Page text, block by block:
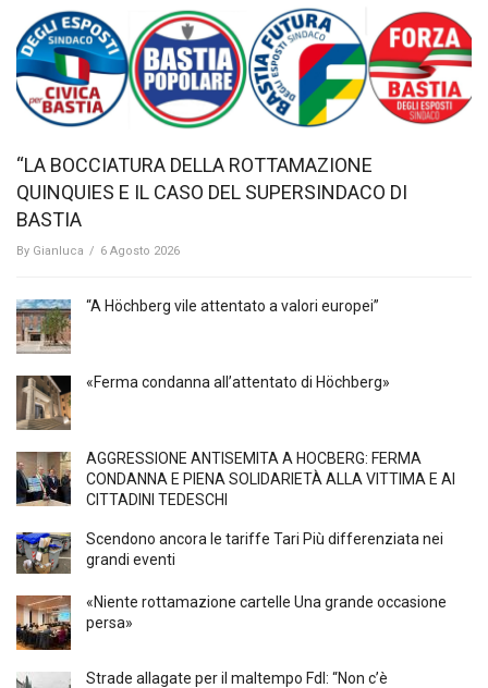
“LA BOCCIATURA DELLA ROTTAMAZIONE
QUINQUIES E IL CASO DEL SUPERSINDACO DI
BASTIA
By Gianluca / 6 Agosto 2026
“A Höchberg vile attentato a valori europei”
«Ferma condanna all’attentato di Höchberg»
AGGRESSIONE ANTISEMITA A HÖCBERG: FERMA
CONDANNA E PIENA SOLIDARIETÀ ALLA VITTIMA E AI
CITTADINI TEDESCHI
Scendono ancora le tariffe Tari Più differenziata nei
grandi eventi
«Niente rottamazione cartelle Una grande occasione
persa»
Strade allagate per il maltempo FdI: “Non c’è